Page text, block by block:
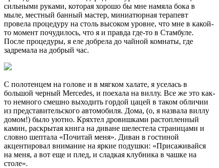
сильными руками, которая хорошо бы мне намяла бока в
мыле, местный банный мастер, миниатюрная терапевт
провела процедуру на столь высоком уровне, что мне в какой-
то момент почудилось, что я и правда где-то в Стамбуле.
После процедуры, я еле добрела до чайной комнаты, где
задремала на добрый час.
С полотенцем на голове и в мягком халате, я уселась в
большой черный Mercedes, и поехала на виллу. Все же это как-
то немного смешно выходить гордой цацей в таком обличии
из представительского автомобиля. Дома, (о, я назвала виллу
домом!) было уютно. Кряхтел дровишками растопленный
камин, раскрытая книга на диване шелестела страницами и
словно шептала «Почитай меня». Диван в гостиной
акцентировал внимание на яркие подушки: «Присаживайся
на меня, а вот еще и плед, и сладкая клубника в чашке на
столе».